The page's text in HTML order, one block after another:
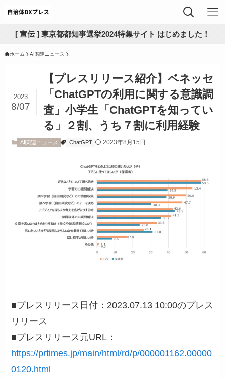
[ 宣伝 ] 東京都都知事選挙2024特集サイト はじめました！
ホーム AI関連ニュース
【プレスリリース紹介】ベネッセ
「ChatGPTの利用に関する意識調
査」小学生「ChatGPTを知ってい
る」２割、うち７割に利用経験
2023
8/07
AI関連ニュース ChatGPT 2023年8月15日
■プレスリリース日付：2023.07.13 10:00のプレス
リリース
■プレスリリース元URL：
https://prtimes.jp/main/html/rd/p/000001162.00000
0120.html